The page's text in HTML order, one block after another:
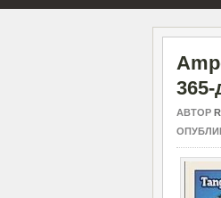
365-
АВТОР